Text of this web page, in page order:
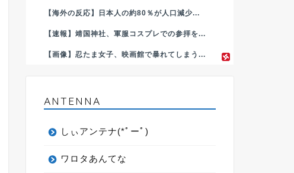
【海外の反応】日本人の約80％が人口減少...
【速報】靖国神社、軍服コスプレでの参拝を...
【画像】忍たま女子、映画館で暴れてしまう...
ANTENNA
しぃアンテナ(*ﾟーﾟ)
ワロタあんてな